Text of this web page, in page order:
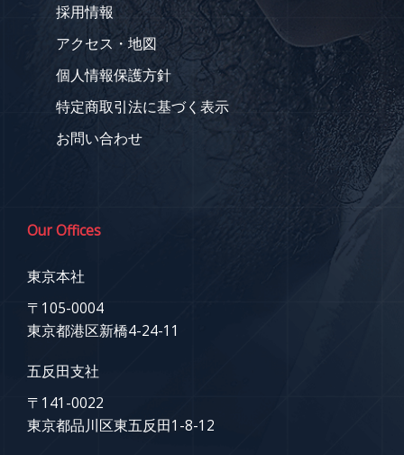
Our Offices
東京本社
〒105-0004
東京都港区新橋4-24-11
五反田支社
〒141-0022
東京都品川区東五反田1-8-12
採用情報
アクセス・地図
個人情報保護方針
特定商取引法に基づく表示
お問い合わせ